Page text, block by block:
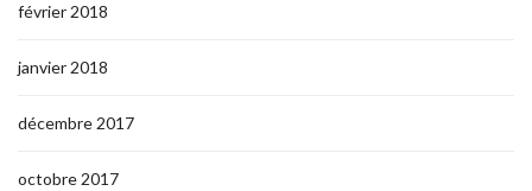
février 2018
janvier 2018
décembre 2017
octobre 2017